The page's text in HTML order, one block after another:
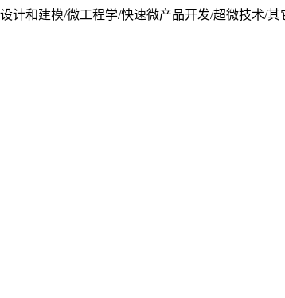
计和建模/微工程学/快速微产品开发/超微技术/其